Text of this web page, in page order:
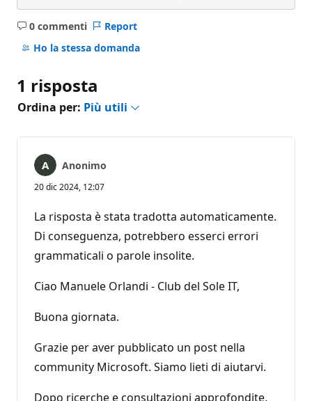
0 commenti
Nessun
commento
Report
Ho la stessa domanda
1 risposta
Ordina per: Più utili
Anonimo
20 dic 2024, 12:07
La risposta è stata tradotta automaticamente.
Di conseguenza, potrebbero esserci errori
grammaticali o parole insolite.
Ciao Manuele Orlandi - Club del Sole IT,
Buona giornata.
Grazie per aver pubblicato un post nella
community Microsoft. Siamo lieti di aiutarvi.
Dopo ricerche e consultazioni approfondite,